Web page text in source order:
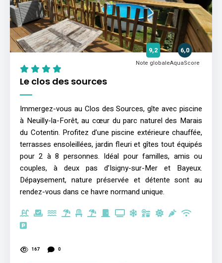
Le clos des sources
9,2
Note globale
6,0
AquaScore
Immergez-vous au Clos des Sources, gîte avec piscine
à Neuilly-la-Forêt, au cœur du parc naturel des Marais
du Cotentin. Profitez d’une piscine extérieure chauffée,
terrasses ensoleillées, jardin fleuri et gîtes tout équipés
pour 2 à 8 personnes. Idéal pour familles, amis ou
couples, à deux pas d’Isigny-sur-Mer et Bayeux.
Dépaysement, nature préservée et détente sont au
rendez-vous dans ce havre normand unique.
167 0